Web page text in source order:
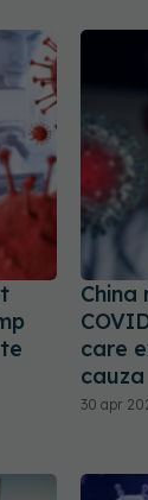
care
cauza
30 apr